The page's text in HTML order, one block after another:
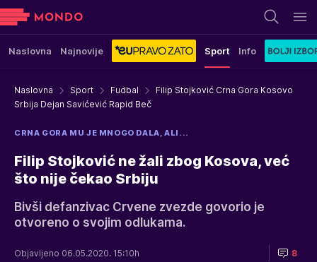
Naslovna Najnovije Sport Info
Naslovna Sport Fudbal
Filip Stojković Crna Gora Kosovo
Srbija Dejan Savićević Rapid Beč
CRNA GORA MU JE MNOGO DALA, ALI...
Filip Stojković ne žali zbog Kosova, već
što nije čekao Srbiju
Bivši defanzivac Crvene zvezde govorio je
otvoreno o svojim odlukama.
Objavljeno 06.05.2020. 15:10h 8